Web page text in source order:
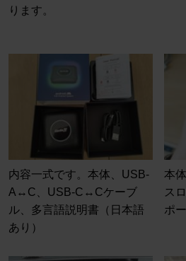
ります。
内容一式です。本体、USB-
A↔C、USB-C↔Cケーブ
ル、多言語説明書（日本語
あり）
本
ス
ポ